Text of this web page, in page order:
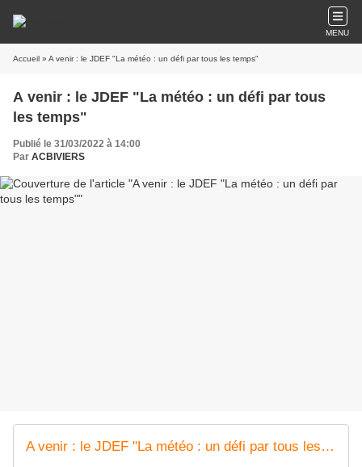
MENU
Accueil » A venir : le JDEF "La météo : un défi par tous les temps"
A venir : le JDEF "La météo : un défi par tous
les temps"
Publié le 31/03/2022 à 14:00
Par ACBIVIERS
A venir : le JDEF "La météo : un défi par tous les temps"